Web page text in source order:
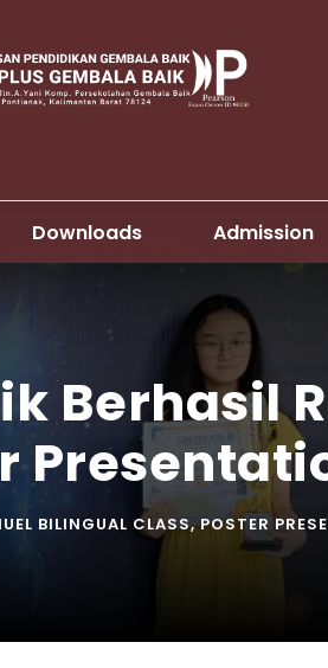
Downloads Admission
Berhasil
BILINGUAL CLASS, POSTER